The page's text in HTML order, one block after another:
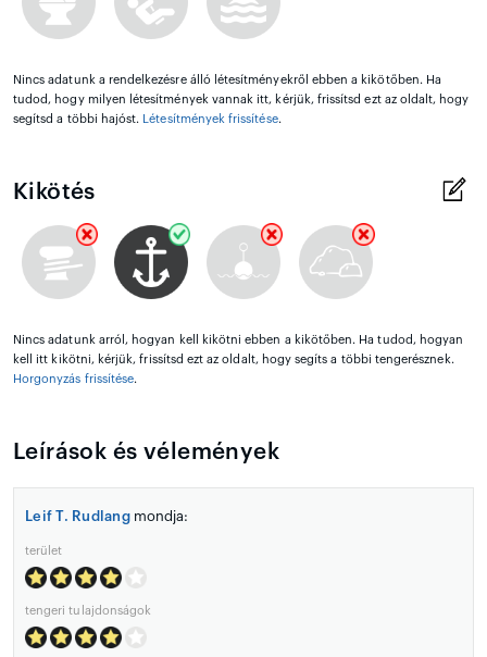
Nincs adatunk a rendelkezésre álló létesítményekről ebben a kikötőben. Ha
tudod, hogy milyen létesítmények vannak itt, kérjük, frissítsd ezt az oldalt, hogy
segítsd a többi hajóst.
Létesítmények frissítése.
Kikötés
Nincs adatunk arról, hogyan kell kikötni ebben a kikötőben. Ha tudod, hogyan
kell itt kikötni, kérjük, frissítsd ezt az oldalt, hogy segíts a többi tengerésznek.
Horgonyzás frissítése.
Leírások és vélemények
Leif T. Rudlangmondja:
terület
tengeri tulajdonságok